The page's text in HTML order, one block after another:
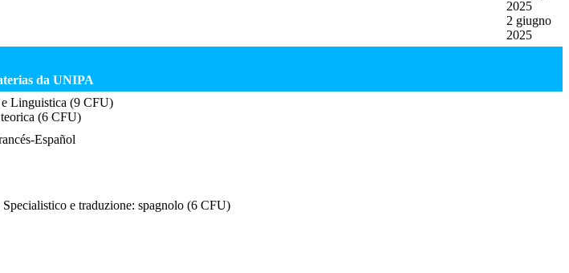
2025
2 giugno
2025
da UNIPA
Linguistica (9 CFU)
(6 CFU)
Español
e traduzione: spagnolo (6 CFU)